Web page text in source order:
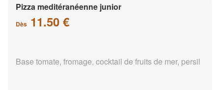
Pizza meditéranéenne junior
Dès 11.50 €
Base tomate, fromage, cocktail de fruits de mer, persil